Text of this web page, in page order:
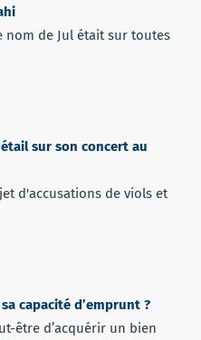
nom de Jul était sur toutes
sur son concert au
d'accusations de viols et
capacité d’emprunt ?
être d’acquérir un bien